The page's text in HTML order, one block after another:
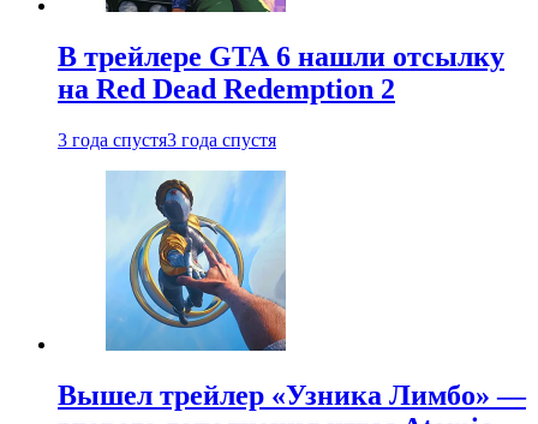
В трейлере GTA 6 нашли отсылку
на Red Dead Redemption 2
3 года спустя3 года спустя
Вышел трейлер «Узника Лимбо» —